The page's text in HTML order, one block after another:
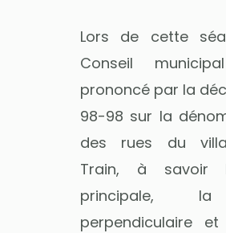
Lors de cette
Conseil
prononcé par la
98-98 sur la
des rues du
Train, à savoir
principale,
perpendiculaire